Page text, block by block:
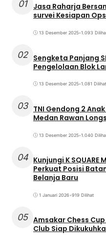
01
Jasa Raharja
survei Kesiapan
13 Desember 2025•1.093
02 Sengketa Panjang
Pengelolaan Blok
13 Desember 2025•1.081 Dilihat
03 TNI Gendong 2
Medan Rawan
13 Desember 2025•1.040
04 Kunjungi K
Perkuat Posisi
Belanja Baru
1 Januari 2026•919 Dilihat
05 Amsakar Chess
Club Siap